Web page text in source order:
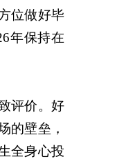
位做好毕
年保持在
评价。好
的壁垒，
全身心投